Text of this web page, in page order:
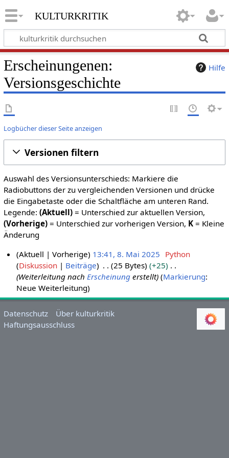
kulturkritik
Hilfe
Erscheinungenen:
Versionsgeschichte
Logbücher dieser Seite anzeigen
Versionen filtern
Auswahl des Versionsunterschieds: Markiere die
Radiobuttons der zu vergleichenden Versionen und drücke
die Eingabetaste oder die Schaltfläche am unteren Rand.
Legende: (Aktuell)= Unterschied zur aktuellen Version,
(Vorherige)= Unterschied zur vorherigen Version, K= Kleine
Änderung
a
i
2
Aktuell Vorherige 13:41, 8. Mai 2025 Python
Diskussion
Beiträge 25 Bytes
+25
Weiterleitung nachErscheinung erstellt Markierung:
Neue Weiterleitung
Datenschutz
Über kulturkritik
Haftungsausschluss